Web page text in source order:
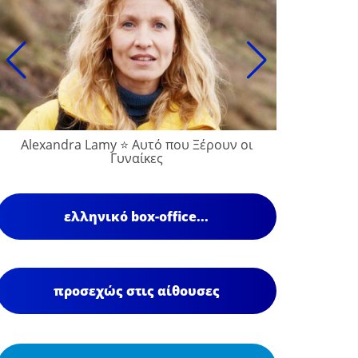
Alexandra Lamy ⭐ Αυτό που Ξέρουν οι
Γυναίκες
ελληνικό box-office...
προσεχώς στις αίθουσες